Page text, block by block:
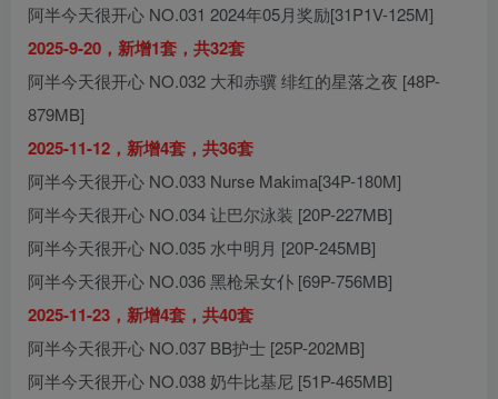
阿半今天很开心 NO.031 2024年05月奖励[31P1V-125M]
2025-9-20，新增1套，共32套
阿半今天很开心 NO.032 大和赤骥 绯红的星落之夜 [48P-
879MB]
2025-11-12，新增4套，共36套
阿半今天很开心 NO.033 Nurse Makima[34P-180M]
阿半今天很开心 NO.034 让巴尔泳装 [20P-227MB]
阿半今天很开心 NO.035 水中明月 [20P-245MB]
阿半今天很开心 NO.036 黑枪呆女仆 [69P-756MB]
2025-11-23，新增4套，共40套
阿半今天很开心 NO.037 BB护士 [25P-202MB]
阿半今天很开心 NO.038 奶牛比基尼 [51P-465MB]